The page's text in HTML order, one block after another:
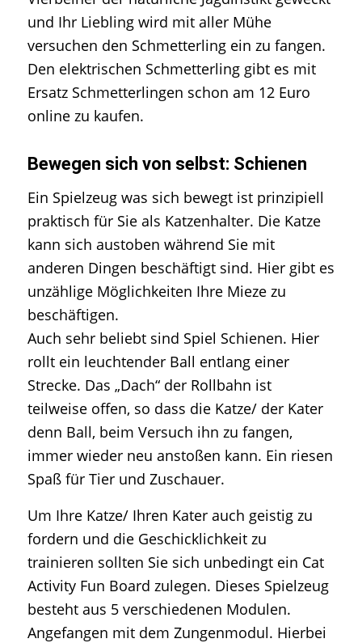
und Ihr Liebling wird mit aller Mühe
versuchen den Schmetterling ein zu fangen.
Den elektrischen Schmetterling gibt es mit
Ersatz Schmetterlingen schon am 12 Euro
online zu kaufen.
Bewegen sich von selbst: Schienen
Ein Spielzeug was sich bewegt ist prinzipiell
praktisch für Sie als Katzenhalter. Die Katze
kann sich austoben während Sie mit
anderen Dingen beschäftigt sind. Hier gibt es
unzählige Möglichkeiten Ihre Mieze zu
beschäftigen.
Auch sehr beliebt sind Spiel Schienen. Hier
rollt ein leuchtender Ball entlang einer
Strecke. Das „Dach“ der Rollbahn ist
teilweise offen, so dass die Katze/ der Kater
denn Ball, beim Versuch ihn zu fangen,
immer wieder neu anstoßen kann. Ein riesen
Spaß für Tier und Zuschauer.
Um Ihre Katze/ Ihren Kater auch geistig zu
fordern und die Geschicklichkeit zu
trainieren sollten Sie sich unbedingt ein Cat
Activity Fun Board zulegen. Dieses Spielzeug
besteht aus 5 verschiedenen Modulen.
Angefangen mit dem Zungenmodul. Hierbei